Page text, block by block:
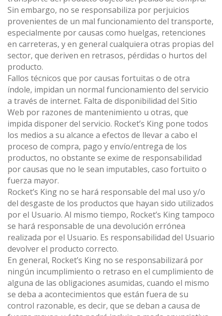
Sin embargo, no se responsabiliza por perjuicios
provenientes de un mal funcionamiento del transporte,
especialmente por causas como huelgas, retenciones
en carreteras, y en general cualquiera otras propias del
sector, que deriven en retrasos, pérdidas o hurtos del
producto.
Fallos técnicos que por causas fortuitas o de otra
índole, impidan un normal funcionamiento del servicio
a través de internet. Falta de disponibilidad del Sitio
Web por razones de mantenimiento u otras, que
impida disponer del servicio. Rocket’s King pone todos
los medios a su alcance a efectos de llevar a cabo el
proceso de compra, pago y envío/entrega de los
productos, no obstante se exime de responsabilidad
por causas que no le sean imputables, caso fortuito o
fuerza mayor.
Rocket’s King no se hará responsable del mal uso y/o
del desgaste de los productos que hayan sido utilizados
por el Usuario. Al mismo tiempo, Rocket’s King tampoco
se hará responsable de una devolución errónea
realizada por el Usuario. Es responsabilidad del Usuario
devolver el producto correcto.
En general, Rocket’s King no se responsabilizará por
ningún incumplimiento o retraso en el cumplimiento de
alguna de las obligaciones asumidas, cuando el mismo
se deba a acontecimientos que están fuera de su
control razonable, es decir, que se deban a causa de